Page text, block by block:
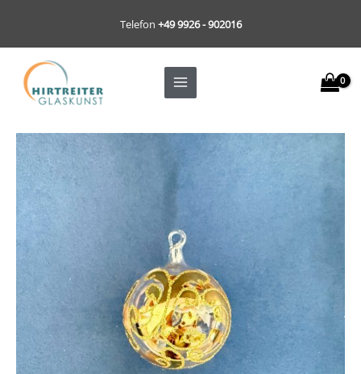
springen
Telefon +49 9926 - 902016